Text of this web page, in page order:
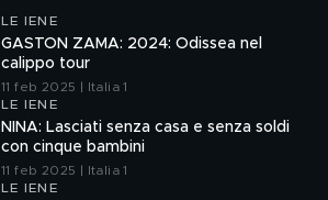
LE IENE
GASTON ZAMA: 2024: Odissea nel
calippo tour
11 feb 2025 | Italia 1
LE IENE
NINA: Lasciati senza casa e senza soldi
con cinque bambini
11 feb 2025 | Italia 1
LE IENE